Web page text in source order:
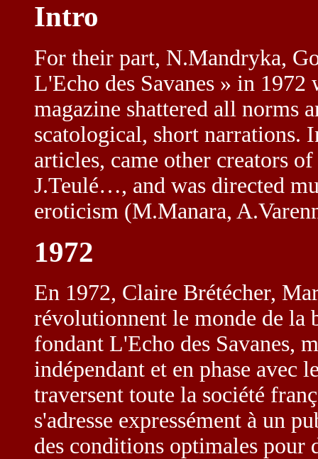
Intro
For their part, N.Mandryka,
L'Echo des Savanes » in
magazine shattered all norms
scatological, short narrations.
articles, came other creators
J.Teulé…, and was directed
eroticism (M.Manara,
1972
En 1972, Claire Brétécher,
révolutionnent le monde de la
fondant L'Echo des Savanes,
indépendant et en phase avec
traversent toute la société
s'adresse expressément à un
des conditions optimales pour